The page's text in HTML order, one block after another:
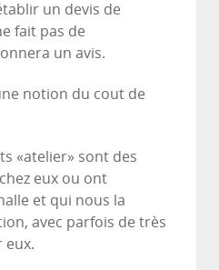
un devis de
fait pas de
un avis.
notion du cout de
«atelier» sont des
eux ou ont
et qui nous la
avec parfois de très
eux.